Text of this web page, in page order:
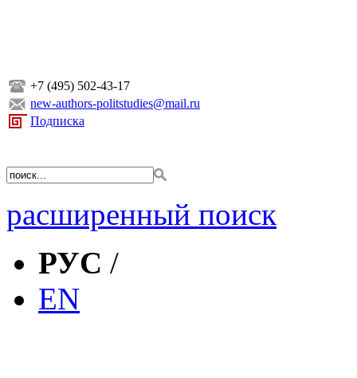
+7 (495) 502-43-17
new-authors-politstudies@mail.ru
Подписка
расширенный поиск
РУС /
EN